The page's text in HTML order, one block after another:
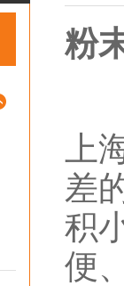
粉
上
差
积
便